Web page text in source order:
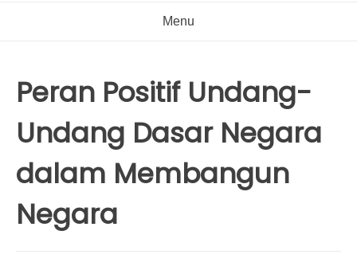
Menu
Peran Positif Undang-
Undang Dasar Negara
dalam Membangun
Negara